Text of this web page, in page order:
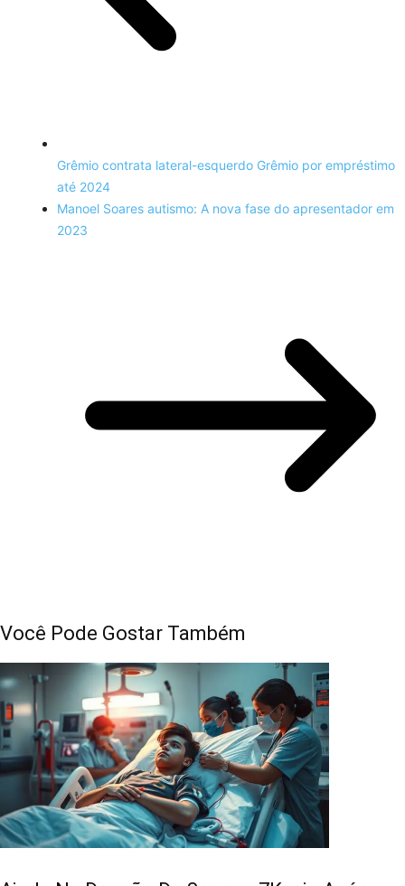
Grêmio contrata lateral-esquerdo Grêmio por empréstimo
até 2024
Manoel Soares autismo: A nova fase do apresentador em
2023
Você Pode Gostar Também